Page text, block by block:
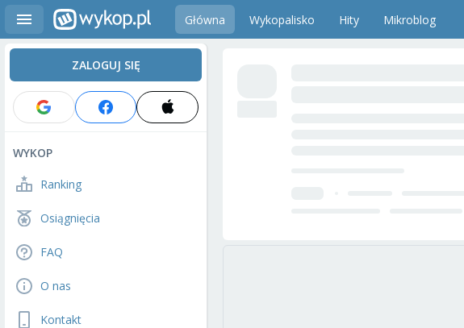
Główna Wykopalisko Hity Mikroblog
ZALOGUJ SIĘ
WYKOP
Ranking
Osiągnięcia
FAQ
O nas
Kontakt